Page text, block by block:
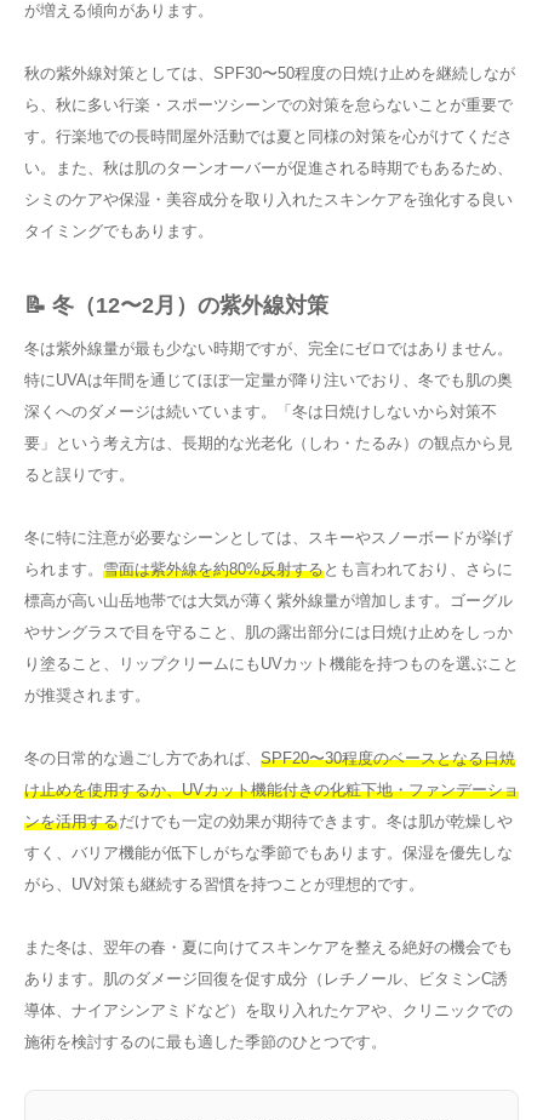
が増える傾向があります。
秋の紫外線対策としては、SPF30〜50程度の日焼け止めを継続しなが
ら、秋に多い行楽・スポーツシーンでの対策を怠らないことが重要で
す。行楽地での長時間屋外活動では夏と同様の対策を心がけてくださ
い。また、秋は肌のターンオーバーが促進される時期でもあるため、
シミのケアや保湿・美容成分を取り入れたスキンケアを強化する良い
タイミングでもあります。
📝 冬（12〜2月）の紫外線対策
冬は紫外線量が最も少ない時期ですが、完全にゼロではありません。
特にUVAは年間を通じてほぼ一定量が降り注いでおり、冬でも肌の奥
深くへのダメージは続いています。「冬は日焼けしないから対策不
要」という考え方は、長期的な光老化（しわ・たるみ）の観点から見
ると誤りです。
冬に特に注意が必要なシーンとしては、スキーやスノーボードが挙げ
られます。 雪面は紫外線を約80%反射するとも言われており、さらに
標高が高い山岳地帯では大気が薄く紫外線量が増加します。ゴーグル
やサングラスで目を守ること、肌の露出部分には日焼け止めをしっか
り塗ること、リップクリームにもUVカット機能を持つものを選ぶこと
が推奨されます。
冬の日常的な過ごし方であれば、 SPF20〜30程度のベースとなる日焼
け止めを使用するか、UVカット機能付きの化粧下地・ファンデーショ
ンを活用するだけでも一定の効果が期待できます。冬は肌が乾燥しや
すく、バリア機能が低下しがちな季節でもあります。保湿を優先しな
がら、UV対策も継続する習慣を持つことが理想的です。
また冬は、翌年の春・夏に向けてスキンケアを整える絶好の機会でも
あります。肌のダメージ回復を促す成分（レチノール、ビタミンC誘
導体、ナイアシンアミドなど）を取り入れたケアや、クリニックでの
施術を検討するのに最も適した季節のひとつです。